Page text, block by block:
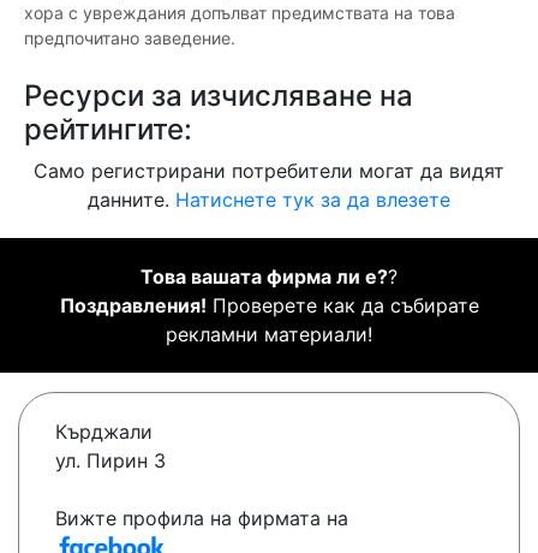
хора с увреждания допълват предимствата на това
предпочитано заведение.
Ресурси за изчисляване на
рейтингите:
Само регистрирани потребители могат да видят
данните. Натиснете тук за да влезете
Това вашата фирма ли е??
Поздравления! Проверете как да събирате
рекламни материали!
Кърджали
ул. Пирин 3
Вижте профила на фирмата на